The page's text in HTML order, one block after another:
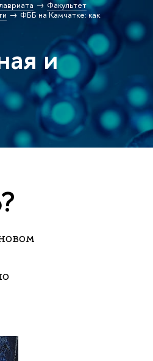
Факультет
ФББ на Камчатке: как
и